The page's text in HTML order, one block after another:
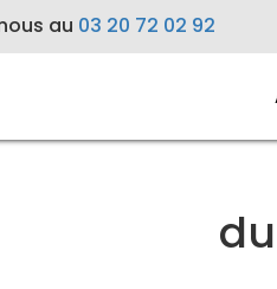
au 03 20 72 02 92